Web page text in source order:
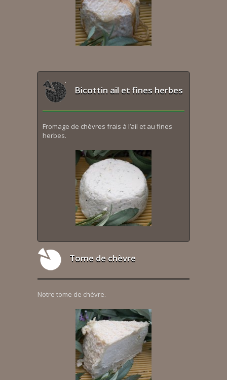
Bicottin ail et fines herbes
Fromage de chèvres frais à l’ail et au fines
herbes.
Tome de chèvre
Notre tome de chèvre.